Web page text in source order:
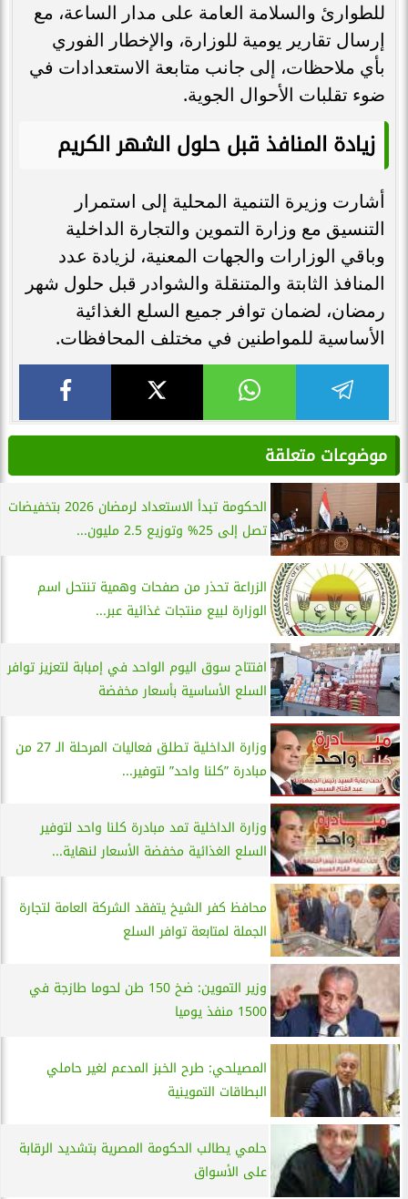
للطوارئ والسلامة العامة على مدار الساعة، مع
إرسال تقارير يومية للوزارة، والإخطار الفوري
بأي ملاحظات، إلى جانب متابعة الاستعدادات في
ضوء تقلبات الأحوال الجوية.
زيادة المنافذ قبل حلول الشهر الكريم
أشارت وزيرة التنمية المحلية إلى استمرار
التنسيق مع وزارة التموين والتجارة الداخلية
وباقي الوزارات والجهات المعنية، لزيادة عدد
المنافذ الثابتة والمتنقلة والشوادر قبل حلول شهر
رمضان، لضمان توافر جميع السلع الغذائية
الأساسية للمواطنين في مختلف المحافظات.
موضوعات متعلقة
الحكومة تبدأ الاستعداد لرمضان 2026 بتخفيضات
تصل إلى 25% وتوزيع 2.5 مليون...
الزراعة تحذر من صفحات وهمية تنتحل اسم
الوزارة لبيع منتجات غذائية عبر...
افتتاح سوق اليوم الواحد في إمبابة لتعزيز توافر
السلع الأساسية بأسعار مخفضة
وزارة الداخلية تطلق فعاليات المرحلة الـ 27 من
مبادرة ”كلنا واحد” لتوفير...
وزارة الداخلية تمد مبادرة كلنا واحد لتوفير
السلع الغذائية مخفضة الأسعار لنهاية...
محافظ كفر الشيخ يتفقد الشركة العامة لتجارة
الجملة لمتابعة توافر السلع
وزير التموين: ضخ 150 طن لحوما طازجة في
1500 منفذ يوميا
المصيلحي: طرح الخبز المدعم لغير حاملي
البطاقات التموينية
حلمي يطالب الحكومة المصرية بتشديد الرقابة
على الأسواق